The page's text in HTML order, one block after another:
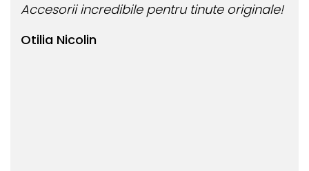
Otilia Nicolin
Accesorii incredibile pentru tinute originale!